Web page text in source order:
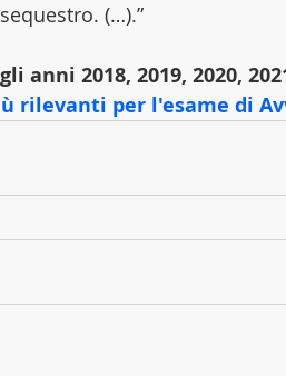
(…).”
anni 2018, 2019, 2020,
rilevanti per l'esame di